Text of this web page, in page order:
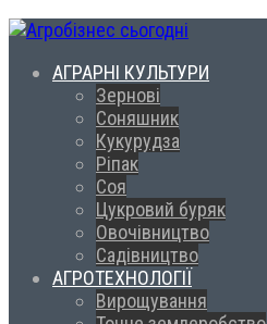
АГРАРНІ КУЛЬТУРИ
Зернові
Соняшник
Кукурудза
Ріпак
Соя
Цукровий буряк
Овочівництво
Садівництво
АГРОТЕХНОЛОГІЇ
Вирощування